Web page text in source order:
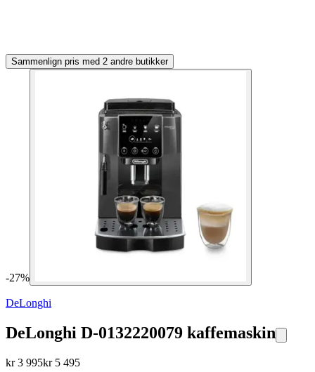
Sammenlign pris med 2 andre butikker
-27%
DeLonghi
DeLonghi D-0132220079 kaffemaskin
kr3 995kr 5 495